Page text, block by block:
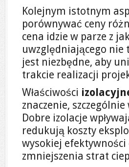
Kolejnym istotnym
porównywać ceny
cena idzie w parze z
uwzględniającego nie
jest niezbędne, aby
trakcie realizacji
Właściwości
znaczenie,
Dobre izolacje
redukują koszty
wysokiej efektywności
zmniejszenia strat